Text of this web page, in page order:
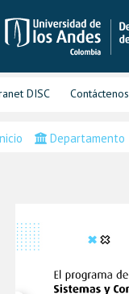
DISC Contáctenos
Departamento